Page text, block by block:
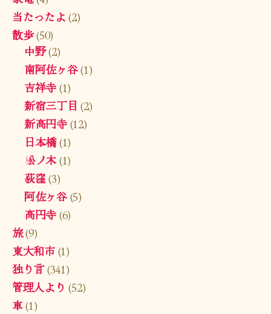
当たったよ(2)
散歩(50)
中野(2)
南阿佐ヶ谷(1)
吉祥寺(1)
新宿三丁目 (2)
新高円寺(12)
日本橋(1)
松ノ木(1)
荻窪(3)
阿佐ヶ谷(5)
高円寺(6)
旅(9)
東大和市(1)
独り言(341)
管理人より (52)
車(1)